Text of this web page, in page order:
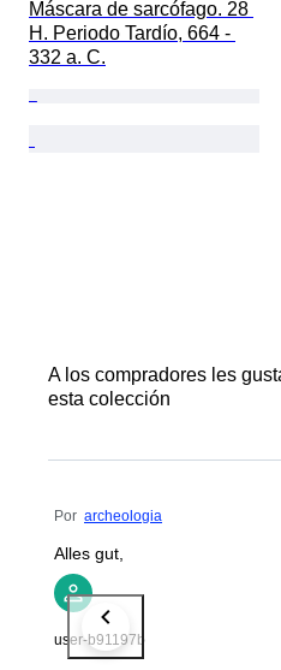
Máscara de sarcófago. 28
H. Periodo Tardío, 664 -
332 a. C.
A los compradores les
esta colección
Por archeologia
Alles gut,
user-b91197b